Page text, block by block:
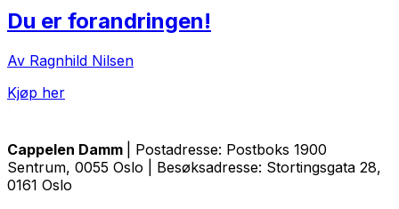
Du er forandringen!
Av Ragnhild Nilsen
Kjøp her
Cappelen Damm
| Postadresse: Postboks 1900
Sentrum, 0055 Oslo | Besøksadresse: Stortingsgata 28,
0161 Oslo